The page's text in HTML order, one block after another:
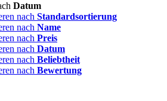
Datum
nach Standardsortierung
nach Name
nach Preis
nach Datum
nach Beliebtheit
nach Bewertung